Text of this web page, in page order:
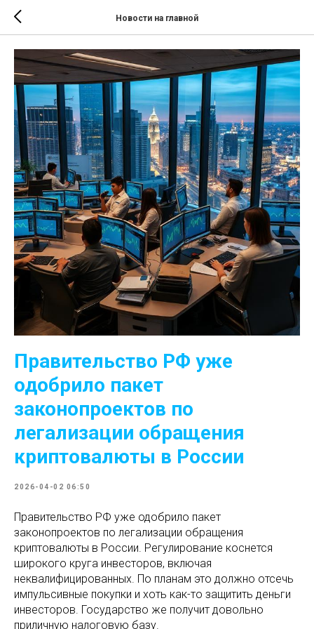
Новости на главной
Правительство РФ уже
одобрило пакет
законопроектов по
легализации обращения
криптовалюты в России
2026-04-02 06:50
Правительство РФ уже одобрило пакет
законопроектов по легализации обращения
криптовалюты в России. Регулирование коснется
широкого круга инвесторов, включая
неквалифицированных. По планам это должно отсечь
импульсивные покупки и хоть как-то защитить деньги
инвесторов. Государство же получит довольно
приличную налоговую базу.